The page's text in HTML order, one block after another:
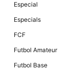
Especial
Especials
FCF
Futbol Amateur
Futbol Base